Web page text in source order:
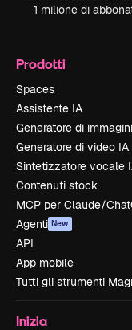
1 milione di
Prodotti
Spaces
Assistente IA
Generatore di
Generatore di video IA
Sintetizzatore vocale
Contenuti stock
MCP per Claude/
Agenti New
API
App mobile
Tutti gli strumenti
Inizia